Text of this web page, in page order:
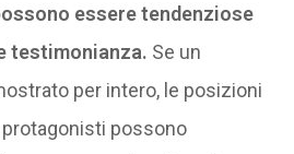
essere tendenziose
testimonianza. Se un
per intero, le posizioni
possono